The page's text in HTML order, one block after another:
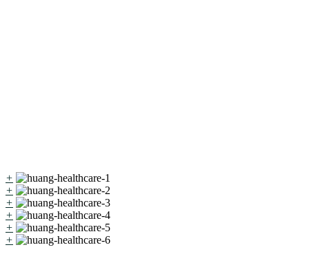
+
+
+
+
+
+